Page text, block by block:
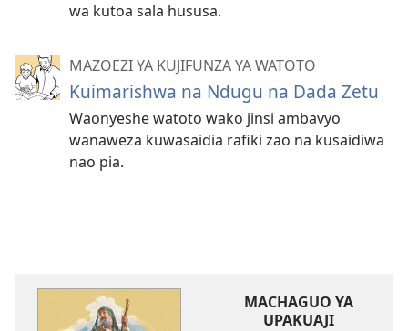
wa kutoa sala hususa.
MAZOEZI YA KUJIFUNZA YA WATOTO
Kuimarishwa na Ndugu na Dada Zetu
Waonyeshe watoto wako jinsi ambavyo
wanaweza kuwasaidia rafiki zao na kusaidiwa
nao pia.
MACHAGUO YA
UPAKUAJI